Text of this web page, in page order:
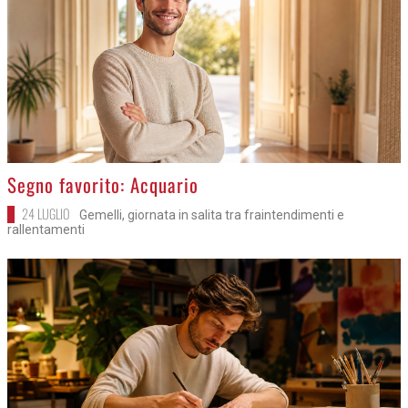
>
Segno favorito: Acquario
24 LUGLIO
Gemelli, giornata in salita tra fraintendimenti e
rallentamenti